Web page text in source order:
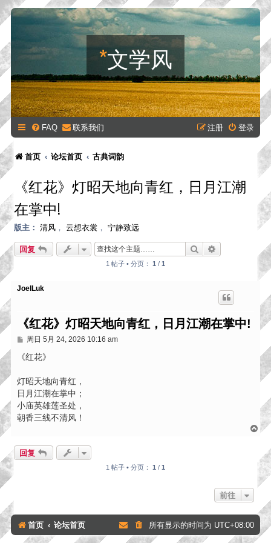
*文学风
FAQ 联系我们 登录
注册
首页 论坛首页 古典词韵
《红花》灯昭天地向青红，日月江潮
在掌中!
版主： 清风 ， 云想衣裳 ， 宁静致远
回复 搜索
1 帖子 • 分页： 1 / 1
JoelLuk
《红花》灯昭天地向青红，日月江潮在掌中!
帖
周日 5月 24, 2026 10:16 am
《红花》
灯昭天地向青红，
日月江潮在掌中；
小庙英雄莲圣处，
朝香三线不清风！
页
回复
1 帖子 • 分页： 1 / 1
前往
首页 论坛首页 所有显示的时间为 UTC+08:00